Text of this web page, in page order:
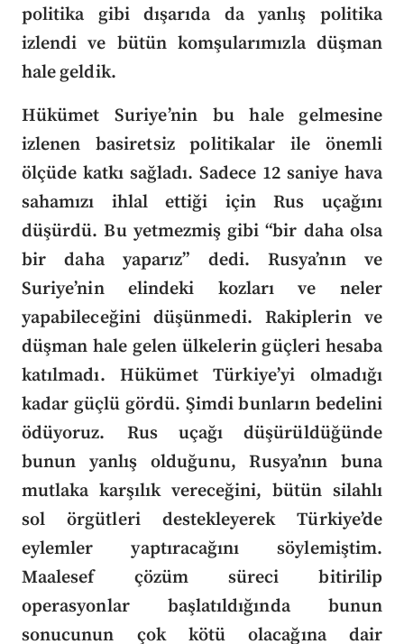
politika gibi dışarıda da yanlış politika
izlendi ve bütün komşularımızla düşman
hale geldik.
Hükümet Suriye’nin bu hale gelmesine
izlenen basiretsiz politikalar ile önemli
ölçüde katkı sağladı. Sadece 12 saniye hava
sahamızı ihlal ettiği için Rus uçağını
düşürdü. Bu yetmezmiş gibi “bir daha olsa
bir daha yaparız” dedi. Rusya’nın ve
Suriye’nin elindeki kozları ve neler
yapabileceğini düşünmedi. Rakiplerin ve
düşman hale gelen ülkelerin güçleri hesaba
katılmadı. Hükümet Türkiye’yi olmadığı
kadar güçlü gördü. Şimdi bunların bedelini
ödüyoruz.
Rus uçağı düşürüldüğünde
bunun yanlış olduğunu, Rusya’nın buna
mutlaka karşılık vereceğini, bütün silahlı
sol örgütleri destekleyerek Türkiye’de
eylemler yaptıracağını söylemiştim.
Maalesef çözüm süreci bitirilip
operasyonlar başlatıldığında bunun
sonucunun çok kötü olacağına dair